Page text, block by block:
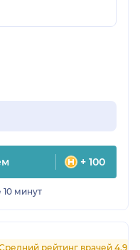
+ 100
минут
рейтинг врачей 4.9